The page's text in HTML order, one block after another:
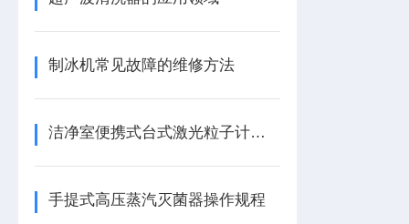
制冰机常见故障的维修方法
洁净室便携式台式激光粒子计数器的应用分析
手提式高压蒸汽灭菌器操作规程